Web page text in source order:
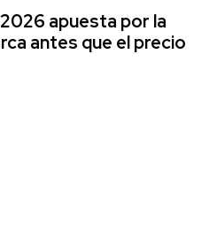
apuesta por la
antes que el precio